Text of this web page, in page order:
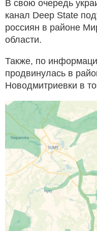
В свою очередь
канал Deep State
россиян в районе
области.
Также, по
продвинулась в
Новодмитриевки в